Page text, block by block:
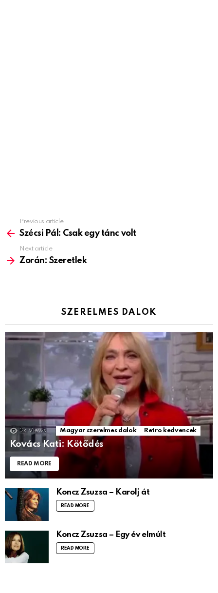
more
Previous article
Szécsi Pál: Csak egy tánc volt
Next article
Zorán: Szeretlek
SZERELMES DALOK
2k Views Magyar szerelmes dalok Retro kedvencek
Kovács Kati: Kötődés
READ MORE
Koncz Zsuzsa – Karolj át
READ MORE
Koncz Zsuzsa – Egy év elmúlt
READ MORE